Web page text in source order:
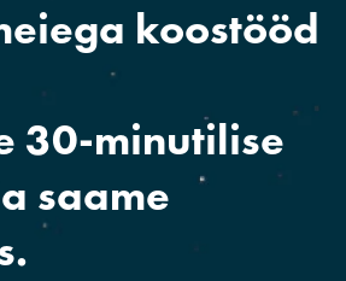
koostööd
30-minutilise
saame